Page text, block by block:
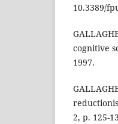
10.3389/
cognitive
1997.
2, p. 125-